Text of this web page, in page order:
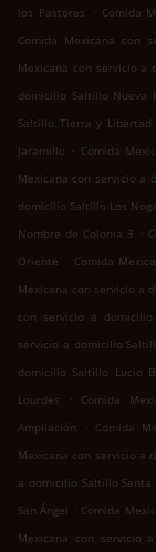
los Pastores
. Comida
Comida Mexicana con
Mexicana con servicio a
domicilio Saltillo Nueva
Saltillo Tierra y Libertad
Jaramillo . Comida
Mexicana con servicio a
domicilio Saltillo Los
Nombre de Colonia 3 .
Oriente . Comida
Mexicana con servicio a
con servicio a
servicio a domicilio
domicilio Saltillo Lucio
Lourdes
.
Comida
Ampliación
. Comida
Mexicana con servicio a
a domicilio Saltillo Santa
San Ángel . Comida
Mexicana con servicio